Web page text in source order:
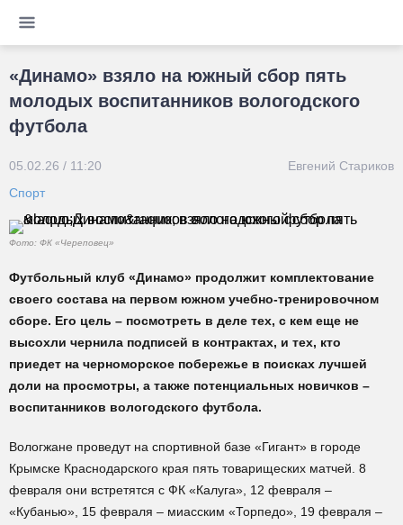
«Динамо» взяло на южный сбор пять
молодых воспитанников вологодского
футбола
05.02.26 / 11:20
Евгений Стариков
Спорт
Фото: ФК «Череповец»
Футбольный клуб «Динамо» продолжит комплектование
своего состава на первом южном учебно-тренировочном
сборе. Его цель – посмотреть в деле тех, с кем еще не
высохли чернила подписей в контрактах, и тех, кто
приедет на черноморское побережье в поисках лучшей
доли на просмотры, а также потенциальных новичков –
воспитанников вологодского футбола.
Вологжане проведут на спортивной базе «Гигант» в городе
Крымске Краснодарского края пять товарищеских матчей. 8
февраля они встретятся с ФК «Калуга», 12 февраля –
«Кубанью», 15 февраля – миасским «Торпедо», 19 февраля –